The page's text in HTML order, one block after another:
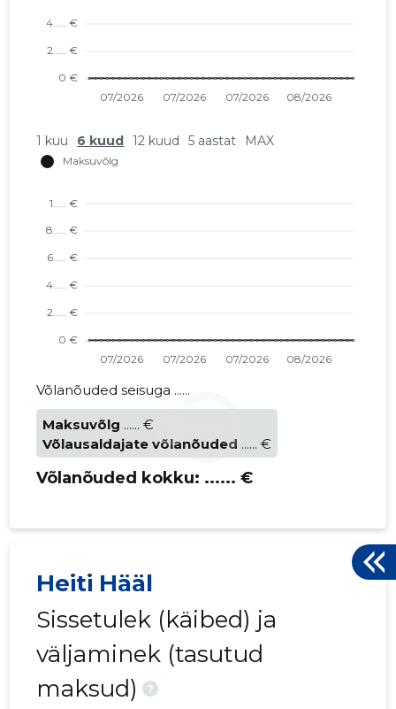
1 kuu 6 kuud 12 kuud 5 aastat MAX
Võlanõuded seisuga ......
Maksuvõlg ...... €
Võlausaldajate võlanõuded ...... €
Võlanõuded kokku: ...... €
Heiti Hääl
Sissetulek (käibed) ja
väljaminek (tasutud
maksud)
?